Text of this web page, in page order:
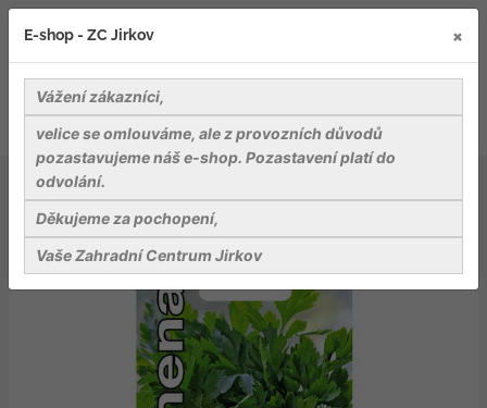
Osiva
Dobrá semena Petržel naťová - Gigante D´Italia hladká 4g
E-shop - ZC Jirkov ×
Vážení zákazníci,
velice se omlouváme, ale z provozních důvodů
pozastavujeme náš e-shop. Pozastavení platí do
odvolání.
Děkujeme za pochopení,
Vaše Zahradní Centrum Jirkov